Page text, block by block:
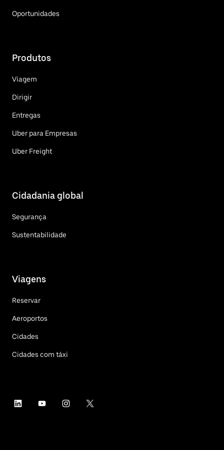
Oportunidades
Produtos
Viagem
Dirigir
Entregas
Uber para Empresas
Uber Freight
Cidadania global
Segurança
Sustentabilidade
Viagens
Reservar
Aeroportos
Cidades
Cidades com táxi